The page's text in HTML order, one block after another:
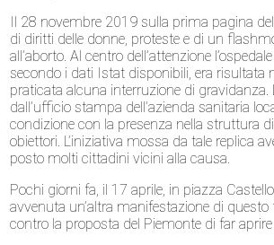
Il 28 novembre 2019 sulla prima pagina
di diritti delle donne, proteste e di un
all’aborto. Al centro dell’attenzione
secondo i dati Istat disponibili, era risultata
praticata alcuna interruzione di gravidanza.
dall’ufficio stampa dell’azienda sanitaria
condizione con la presenza nella struttura
obiettori. L’iniziativa mossa da tale replica
posto molti cittadini vicini alla causa.
Pochi giorni fa, il 17 aprile, in piazza
avvenuta un’altra manifestazione di questo
contro la proposta del Piemonte di far